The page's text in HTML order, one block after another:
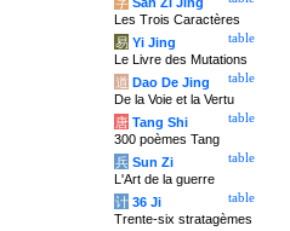
Les Trois Caractères
table
易 Yi Jing
Le Livre des Mutations
table
道 Dao De Jing
De la Voie et la Vertu
table
唐 Tang Shi
300 poèmes Tang
table
兵 Sun Zi
L'Art de la guerre
table
计 36 Ji
Trente-six stratagèmes